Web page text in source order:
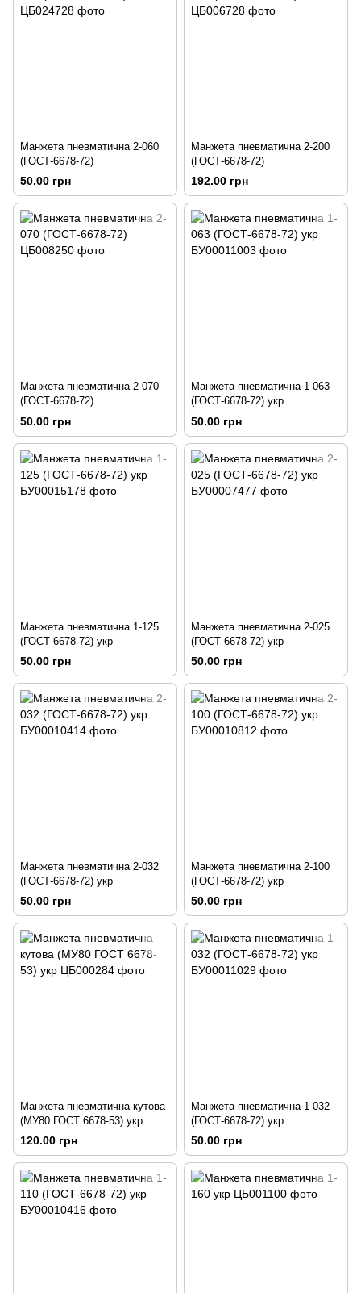
Манжета пневматична 2-060
(ГОСТ-6678-72)
50.00 грн
Манжета пневматична 2-200
(ГОСТ-6678-72)
192.00 грн
Манжета пневматична 2-070
(ГОСТ-6678-72)
50.00 грн
Манжета пневматична 1-063
(ГОСТ-6678-72) укр
50.00 грн
Манжета пневматична 1-125
(ГОСТ-6678-72) укр
50.00 грн
Манжета пневматична 2-025
(ГОСТ-6678-72) укр
50.00 грн
Манжета пневматична 2-032
(ГОСТ-6678-72) укр
50.00 грн
Манжета пневматична 2-100
(ГОСТ-6678-72) укр
50.00 грн
Манжета пневматична кутова
(МУ80 ГОСТ 6678-53) укр
120.00 грн
Манжета пневматична 1-032
(ГОСТ-6678-72) укр
50.00 грн